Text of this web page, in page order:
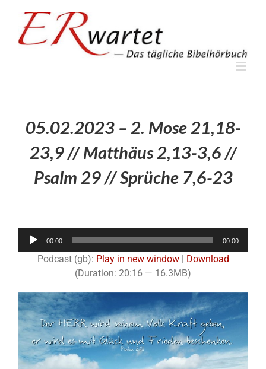
springen
05.02.2023 – 2. Mose 21,18-
23,9 // Matthäus 2,13-3,6 //
Psalm 29 // Sprüche 7,6-23
Audio-
00:00 00:00
Podcast (gb): Play in new window|
Download
(Duration: 20:16 — 16.3MB)